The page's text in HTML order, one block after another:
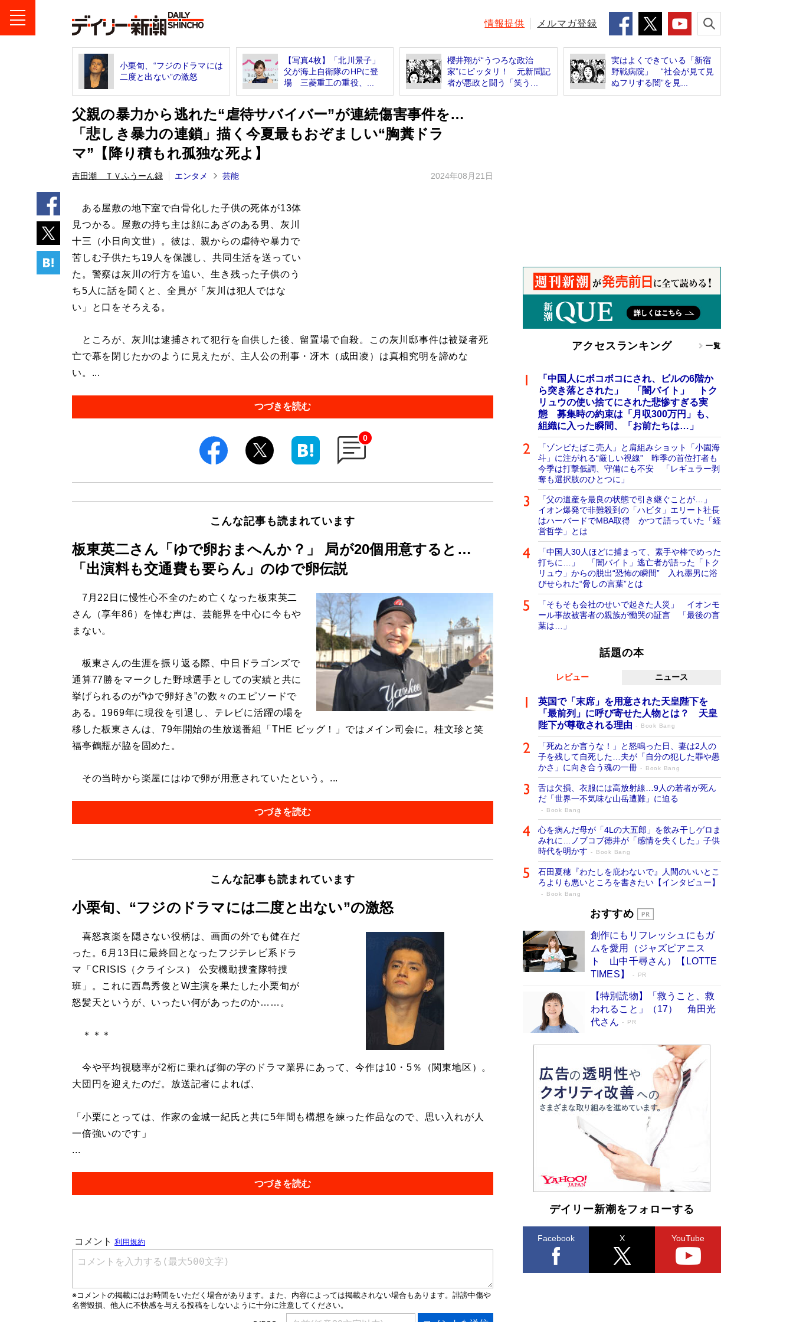
情報提供 メルマガ登録
小栗旬、“フジのドラマには
二度と出ない”の激怒
【写真4枚】「北川景子」
父が海上自衛隊のHPに登
場 三菱重工の重役、...
櫻井翔が“うつろな政治
家”にピッタリ！ 元新聞記
者が悪政と闘う「笑う...
実はよくできている「新宿
野戦病院」 “社会が見て見
ぬフリする闇”を見...
父親の暴力から逃れた“虐待サバイバー”が連続傷害事件を…
「悲しき暴力の連鎖」描く今夏最もおぞましい“胸糞ドラ
マ”【降り積もれ孤独な死よ】
吉田潮 ＴＶふうーん録 エンタメ 芸能 2024年08月21日
ある屋敷の地下室で白骨化した子供の死体が13体
見つかる。屋敷の持ち主は顔にあざのある男、灰川
十三（小日向文世）。彼は、親からの虐待や暴力で
苦しむ子供たち19人を保護し、共同生活を送ってい
た。警察は灰川の行方を追い、生き残った子供のう
ち5人に話を聞くと、全員が「灰川は犯人ではな
い」と口をそろえる。
ところが、灰川は逮捕されて犯行を自供した後、留置場で自殺。この灰川邸事件は被疑者死
亡で幕を閉じたかのように見えたが、主人公の刑事・冴木（成田凌）は真相究明を諦めな
い。...
つづきを読む
0
こんな記事も読まれています
板東英二さん「ゆで卵おまへんか？」 局が20個用意すると…
「出演料も交通費も要らん」のゆで卵伝説
7月22日に慢性心不全のため亡くなった板東英二
さん（享年86）を悼む声は、芸能界を中心に今もや
まない。
板東さんの生涯を振り返る際、中日ドラゴンズで
通算77勝をマークした野球選手としての実績と共に
挙げられるのが“ゆで卵好き”の数々のエピソードで
ある。1969年に現役を引退し、テレビに活躍の場を
移した板東さんは、79年開始の生放送番組「THE ビッグ！」ではメイン司会に。桂文珍と笑
福亭鶴瓶が脇を固めた。
その当時から楽屋にはゆで卵が用意されていたという。...
つづきを読む
こんな記事も読まれています
小栗旬、“フジのドラマには二度と出ない”の激怒
喜怒哀楽を隠さない役柄は、画面の外でも健在だ
った。6月13日に最終回となったフジテレビ系ドラ
マ「CRISIS（クライシス） 公安機動捜査隊特捜
班」。これに西島秀俊とW主演を果たした小栗旬が
怒髪天というが、いったい何があったのか……。
＊＊＊
今や平均視聴率が2桁に乗れば御の字のドラマ業界にあって、今作は10・5％（関東地区）。
大団円を迎えたのだ。放送記者によれば、
「小栗にとっては、作家の金城一紀氏と共に5年間も構想を練った作品なので、思い入れが人
一倍強いのです」
...
つづきを読む
アクセスランキング 一覧
「中国人にボコボコにされ、ビルの6階か
ら突き落とされた」 「闇バイト」 トク
リュウの使い捨てにされた悲惨すぎる実
態 募集時の約束は「月収300万円」も、
組織に入った瞬間、「お前たちは…」
「ゾンビたばこ売人」と肩組みショット「小園海
斗」に注がれる“厳しい視線” 昨季の首位打者も
今季は打撃低調、守備にも不安 「レギュラー剥
奪も選択肢のひとつに」
「父の遺産を最良の状態で引き継ぐことが…」
イオン爆発で非難殺到の「ハビタ」エリート社長
はハーバードでMBA取得 かつて語っていた「経
営哲学」とは
「中国人30人ほどに捕まって、素手や棒でめった
打ちに…」 「闇バイト」逃亡者が語った「トク
リュウ」からの脱出“恐怖の瞬間” 入れ墨男に浴
びせられた“脅しの言葉”とは
「そもそも会社のせいで起きた人災」 イオンモ
ール事故被害者の親族が慟哭の証言 「最後の言
葉は…」
話題の本
レビュー ニュース
英国で「末席」を用意された天皇陛下を
「最前列」に呼び寄せた人物とは？ 天皇
陛下が尊敬される理由
Book Bang
「死ぬとか言うな！」と怒鳴った日、妻は2人の
子を残して自死した…夫が「自分の犯した罪や愚
かさ」に向き合う魂の一冊
Book Bang
舌は欠損、衣服には高放射線…9人の若者が死ん
だ「世界一不気味な山岳遭難」に迫る
Book Bang
心を病んだ母が「4Lの大五郎」を飲み干しゲロま
みれに…ノブコブ徳井が「感情を失くした」子供
時代を明かす
Book Bang
石田夏穂『わたしを庇わないで』人間のいいとこ
ろよりも悪いところを書きたい【インタビュー】
Book Bang
73歳でも働くしかない 「老後レス時代」
「『火垂るの墓』は、大嘘である」原作者が抱き
続けた“自責の念”とは…「自己憐憫は描きたくな
い」監督が徹底的にこだわったこと（後編） #
Book Bang
「なんで？ そんな馬鹿な……」90歳になった作
家・阿刀田高さんが、ひとり暮らしの生活を明か
す
Book Bang
人々が新たな一歩を踏み出す連作短篇集『海のほ
Book Bang
和田秀樹の70代、80代向け新書がベスト3を独
占 上半期1位にも選出［新書ベストセラー］
Book Bang
おすすめ
創作にもリフレッシュにもガ
ムを愛用（ジャズピアニス
ト 山中千尋さん）【LOTTE
TIMES】
PR
【特別読物】「救うこと、救
われること」（17） 角田光
代さん
PR
デイリー新潮をフォローする
Facebook X YouTube